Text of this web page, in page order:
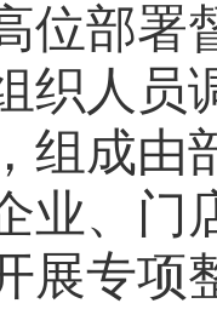
位部署
织人员
组成由
业、门
展专项